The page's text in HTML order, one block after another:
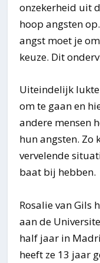
onzekerheid uit
hoop angsten
angst moet je
keuze. Dit
Uiteindelijk
om te gaan en
andere mensen
hun angsten. Zo
vervelende
baat bij hebben.
Rosalie van Gils
aan de
half jaar in
heeft ze 13 jaar